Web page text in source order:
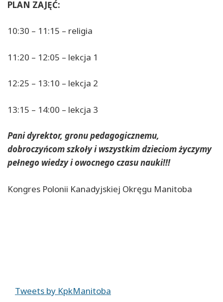
PLAN ZAJĘĆ:
10:30 – 11:15 – religia
11:20 – 12:05 – lekcja 1
12:25 – 13:10 – lekcja 2
13:15 – 14:00 – lekcja 3
Pani dyrektor, gronu pedagogicznemu,
dobroczyńcom szkoły i wszystkim dzieciom życzymy
pełnego wiedzy i owocnego czasu nauki!!!
Kongres Polonii Kanadyjskiej Okręgu Manitoba
Tweets by KpkManitoba